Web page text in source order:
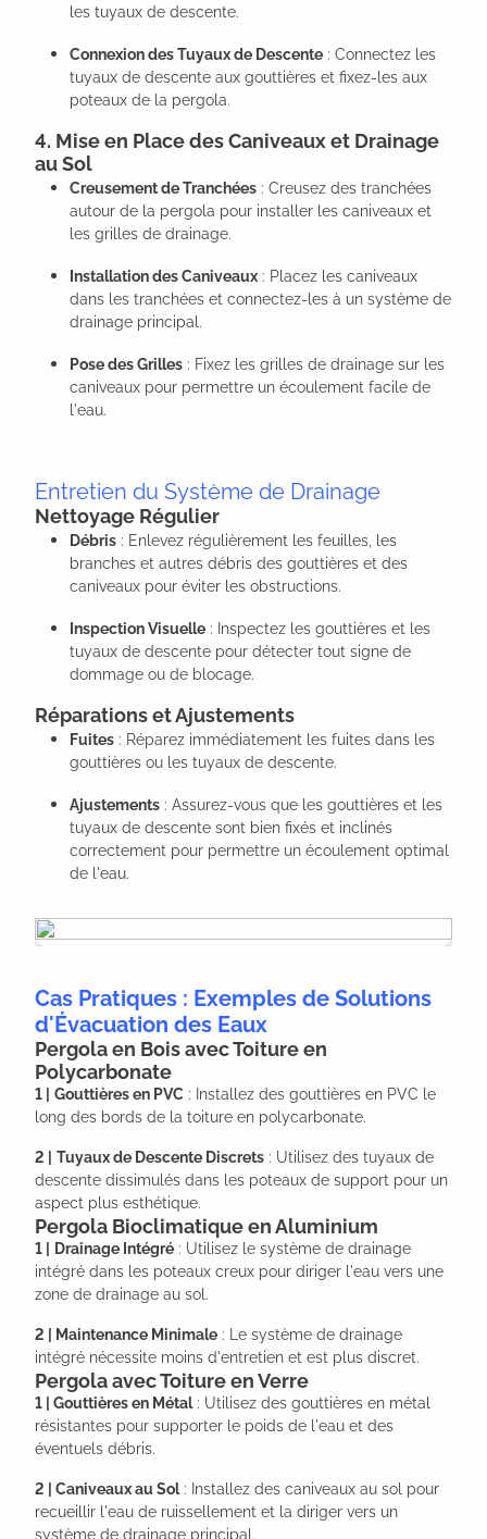
les tuyaux de descente.
Connexion des Tuyaux de Descente : Connectez les
tuyaux de descente aux gouttières et fixez-les aux
poteaux de la pergola.
4. Mise en Place des Caniveaux et Drainage
au Sol
Creusement de Tranchées : Creusez des tranchées
autour de la pergola pour installer les caniveaux et
les grilles de drainage.
Installation des Caniveaux : Placez les caniveaux
dans les tranchées et connectez-les à un système de
drainage principal.
Pose des Grilles : Fixez les grilles de drainage sur les
caniveaux pour permettre un écoulement facile de
l'eau.
Entretien du Système de Drainage
Nettoyage Régulier
Débris : Enlevez régulièrement les feuilles, les
branches et autres débris des gouttières et des
caniveaux pour éviter les obstructions.
Inspection Visuelle : Inspectez les gouttières et les
tuyaux de descente pour détecter tout signe de
dommage ou de blocage.
Réparations et Ajustements
Fuites : Réparez immédiatement les fuites dans les
gouttières ou les tuyaux de descente.
Ajustements : Assurez-vous que les gouttières et les
tuyaux de descente sont bien fixés et inclinés
correctement pour permettre un écoulement optimal
de l'eau.
Cas Pratiques : Exemples de Solutions
d'Évacuation des Eaux
Pergola en Bois avec Toiture en
Polycarbonate
1 | Gouttières en PVC : Installez des gouttières en PVC le
long des bords de la toiture en polycarbonate.
2 | Tuyaux de Descente Discrets : Utilisez des tuyaux de
descente dissimulés dans les poteaux de support pour un
aspect plus esthétique.
Pergola Bioclimatique en Aluminium
1 | Drainage Intégré : Utilisez le système de drainage
intégré dans les poteaux creux pour diriger l'eau vers une
zone de drainage au sol.
2 | Maintenance Minimale : Le système de drainage
intégré nécessite moins d'entretien et est plus discret.
Pergola avec Toiture en Verre
1 | Gouttières en Métal: Utilisez des gouttières en métal
résistantes pour supporter le poids de l'eau et des
éventuels débris.
2 | Caniveaux au Sol: Installez des caniveaux au sol pour
recueillir l'eau de ruissellement et la diriger vers un
système de drainage principal.